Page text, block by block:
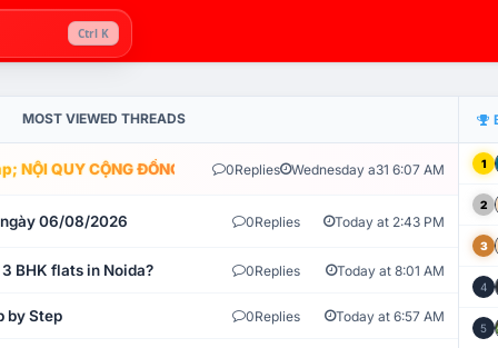
Ctrl K
MOST VIEWED THREADS
NỘI QUY CỘNG ĐỒNG VLIKE.VN: HỆ THỐNG GIÁM SÁT TỰ
0Replies Wednesday a31 6:07 AM
ngày 06/08/2026 0Replies Today at 2:43 PM
BHK flats in Noida? 0Replies Today at 8:01 AM
by Step 0Replies Today at 6:57 AM
1
2
3
4
5